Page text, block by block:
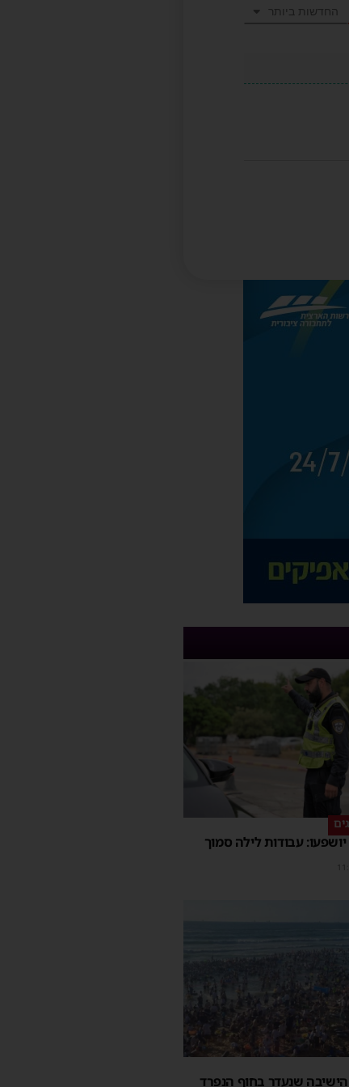
החדשות ביותר
עבודות לילה סמוך
שנעדר בחוף הנפרד